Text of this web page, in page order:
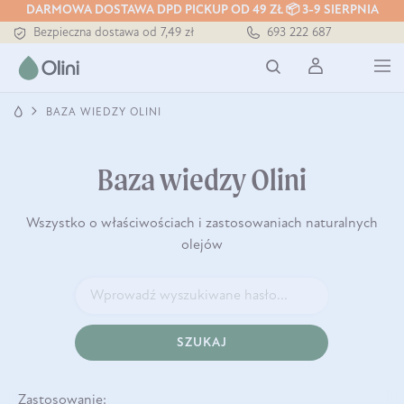
DARMOWA DOSTAWA DPD PICKUP OD 49 ZŁ 📦 3-9 SIERPNIA
Bezpieczna dostawa od 7,49 zł
Darmowa dostawa od 199 zł
Tłoczony zawsze na zimno
693 222 687
BAZA WIEDZY OLINI
Baza wiedzy Olini
Wszystko o właściwościach i zastosowaniach naturalnych
olejów
SZUKAJ
Zastosowanie: